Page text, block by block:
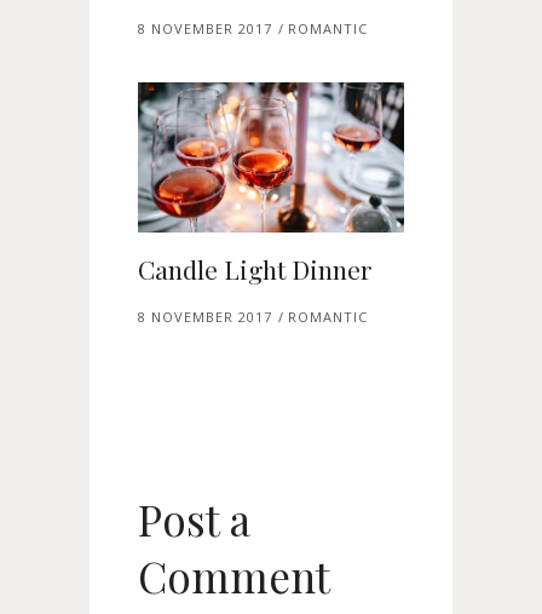
8 NOVEMBER 2017 ROMANTIC
Candle Light Dinner
8 NOVEMBER 2017 ROMANTIC
Post a
Comment